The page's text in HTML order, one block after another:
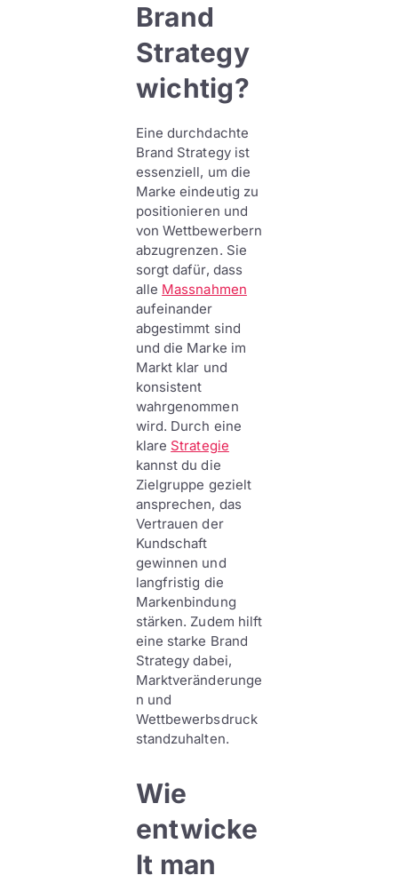
Brand
Strategy
wichtig?
Eine durchdachte
Brand Strategy ist
essenziell, um die
Marke eindeutig zu
positionieren und
von Wettbewerbern
abzugrenzen. Sie
sorgt dafür, dass
alle Massnahmen
aufeinander
abgestimmt sind
und die Marke im
Markt klar und
konsistent
wahrgenommen
wird. Durch eine
klare Strategie
kannst du die
Zielgruppe gezielt
ansprechen, das
Vertrauen der
Kundschaft
gewinnen und
langfristig die
Markenbindung
stärken. Zudem hilft
eine starke Brand
Strategy dabei,
Marktveränderunge
n und
Wettbewerbsdruck
standzuhalten.
Wie
entwicke
lt man